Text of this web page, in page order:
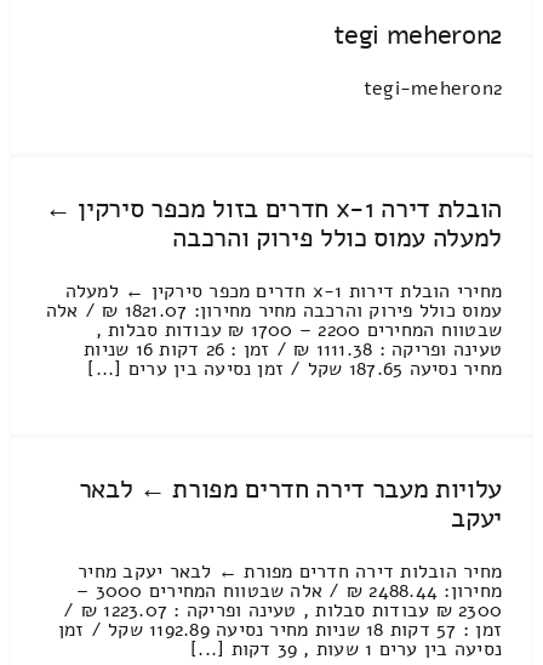
tegi meheron2
tegi-meheron2
הובלת דירה 1-x חדרים בזול מכפר סירקין ←
למעלה עמוס כולל פירוק והרכבה
מחירי הובלת דירות 1-x חדרים מכפר סירקין ← למעלה
עמוס כולל פירוק והרכבה מחיר מחירון: 1821.07 ₪ / אלה
שבטווח המחירים 2200 – 1700 ₪ עבודות סבלות ,
טעינה ופריקה : 1111.38 ₪ / זמן : 26 דקות 16 שניות
מחיר נסיעה 187.65 שקל / זמן נסיעה בין ערים [...]
עלויות מעבר דירה חדרים מפורת ← לבאר
יעקב
מחיר הובלות דירה חדרים מפורת ← לבאר יעקב מחיר
מחירון: 2488.44 ₪ / אלה שבטווח המחירים 3000 –
2300 ₪ עבודות סבלות , טעינה ופריקה : 1223.07 ₪ /
זמן : 57 דקות 18 שניות מחיר נסיעה 1192.89 שקל / זמן
נסיעה בין ערים 1 שעות , 39 דקות [...]